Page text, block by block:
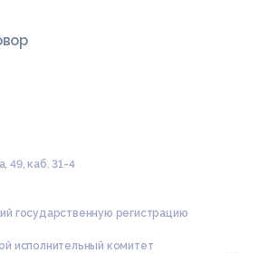
49, каб. 31-4
государственную регистрацию
исполнительный комитет